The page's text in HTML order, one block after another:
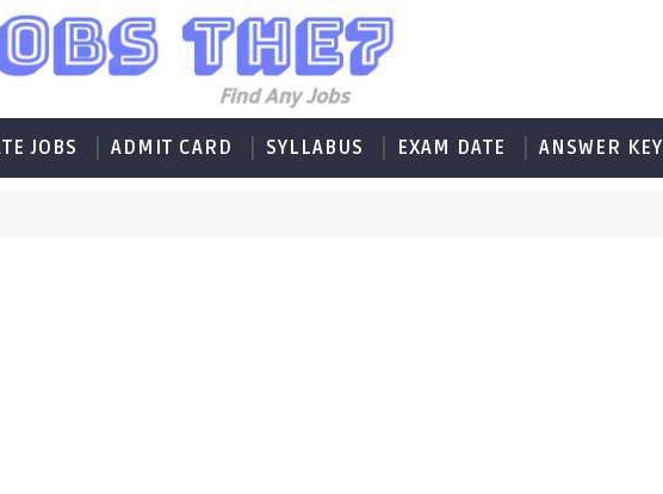
JOBS ADMIT CARD SYLLABUS EXAM DATE ANSWER KEY